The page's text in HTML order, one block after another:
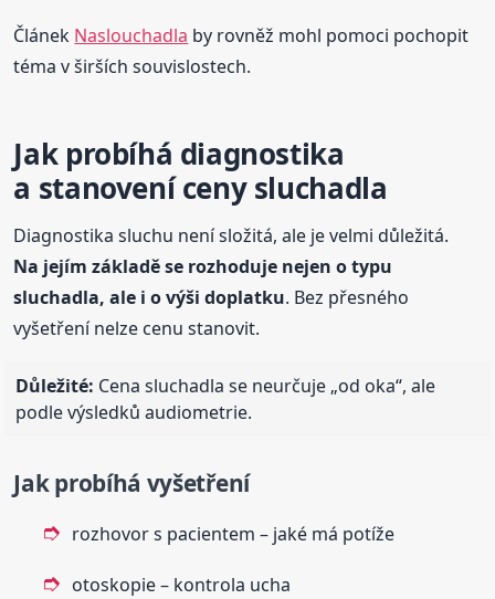
Článek Naslouchadla by rovněž mohl pomoci pochopit
téma v širších souvislostech.
Jak probíhá diagnostika
a stanovení ceny sluchadla
Diagnostika sluchu není složitá, ale je velmi důležitá.
Na jejím základě se rozhoduje nejen o typu
sluchadla, ale i o výši doplatku. Bez přesného
vyšetření nelze cenu stanovit.
Důležité: Cena sluchadla se neurčuje „od oka“, ale
podle výsledků audiometrie.
Jak probíhá vyšetření
rozhovor s pacientem – jaké má potíže
otoskopie – kontrola ucha